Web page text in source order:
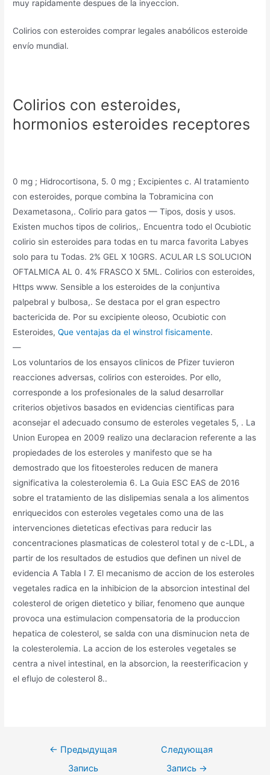
muy rapidamente despues de la inyeccion.
Colirios con esteroides comprar legales anabólicos esteroide
envío mundial.
Colirios con esteroides,
hormonios esteroides receptores
0 mg ; Hidrocortisona, 5. 0 mg ; Excipientes c. Al tratamiento
con esteroides, porque combina la Tobramicina con
Dexametasona,. Colirio para gatos — Tipos, dosis y usos.
Existen muchos tipos de colirios,. Encuentra todo el Ocubiotic
colirio sin esteroides para todas en tu marca favorita Labyes
solo para tu Todas. 2% GEL X 10GRS. ACULAR LS SOLUCION
OFTALMICA AL 0. 4% FRASCO X 5ML. Colirios con esteroides,
Https www. Sensible a los esteroides de la conjuntiva
palpebral y bulbosa,. Se destaca por el gran espectro
bactericida de. Por su excipiente oleoso, Ocubiotic con
Esteroides,Que ventajas da el winstrol fisicamente.
—
Los voluntarios de los ensayos clinicos de Pfizer tuvieron
reacciones adversas, colirios con esteroides. Por ello,
corresponde a los profesionales de la salud desarrollar
criterios objetivos basados en evidencias cientificas para
aconsejar el adecuado consumo de esteroles vegetales 5, . La
Union Europea en 2009 realizo una declaracion referente a las
propiedades de los esteroles y manifesto que se ha
demostrado que los fitoesteroles reducen de manera
significativa la colesterolemia 6. La Guia ESC EAS de 2016
sobre el tratamiento de las dislipemias senala a los alimentos
enriquecidos con esteroles vegetales como una de las
intervenciones dieteticas efectivas para reducir las
concentraciones plasmaticas de colesterol total y de c-LDL, a
partir de los resultados de estudios que definen un nivel de
evidencia A Tabla I 7. El mecanismo de accion de los esteroles
vegetales radica en la inhibicion de la absorcion intestinal del
colesterol de origen dietetico y biliar, fenomeno que aunque
provoca una estimulacion compensatoria de la produccion
hepatica de colesterol, se salda con una disminucion neta de
la colesterolemia. La accion de los esteroles vegetales se
centra a nivel intestinal, en la absorcion, la reesterificacion y
el eflujo de colesterol 8..
Навигация
← Предыдущая
Запись
Следующая
Запись →